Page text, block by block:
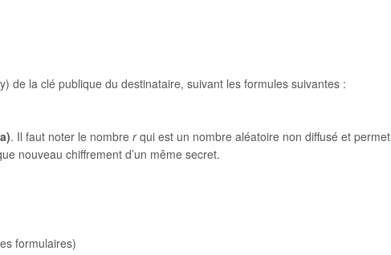
de la clé publique du destinataire, suivant les formules suivantes :
. Il faut noter le nombrerqui est un nombre aléatoire non diffusé et permet
nouveau chiffrement d’un même secret.
formulaires)